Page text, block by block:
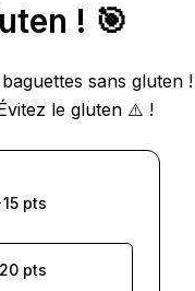
! 🎯
sans gluten !
le gluten ⚠️ !
pts
pts